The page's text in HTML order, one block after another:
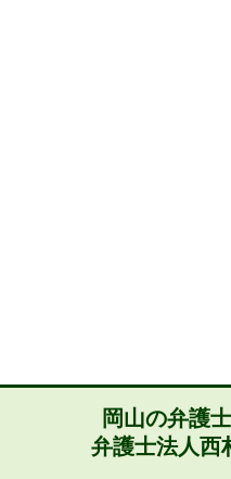
岡山の弁護
弁護士法人西